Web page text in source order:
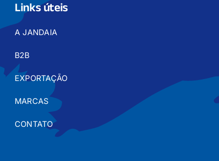
Links úteis
A JANDAIA
B2B
EXPORTAÇÃO
MARCAS
CONTATO